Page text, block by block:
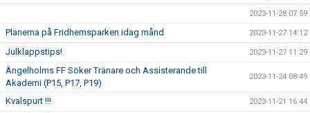
2023-11-28 07:59
Planerna på Fridhemsparken idag månd 2023-11-27 14:12
Julklappstips! 2023-11-27 11:29
Ängelholms FF Söker Tränare och Assisterande till
Akademi (P15, P17, P19)
2023-11-24 08:49
Kvalspurt !!! 2023-11-21 16:44